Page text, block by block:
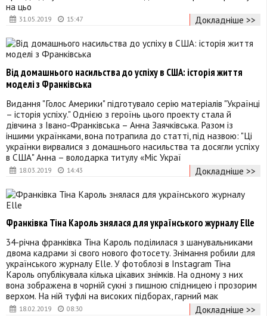
31.05.2019 15:47
на цьо
Докладніше >>
18.03.2019 14:43
Від домашнього насильства до успіху в США: історія життя
моделі з Франківська
Видання "Голос Америки" підготувало серію матеріалів "Українці
– історія успіху." Однією з героїнь цього проекту стала й
дівчина з Івано-Франківська – Анна Заячківська. Разом із
іншими українками, вона потрапила до статті, під назвою: "Ці
українки вирвалися з домашнього насильства та досягли успіху
в США" Анна – володарка титулу «Міс Украї
Докладніше >>
18.02.2019 08:30
Франківка Тіна Кароль знялася для українського журналу Elle
34-річна франківка Тіна Кароль поділилася з шанувальниками
двома кадрами зі свого нового фотосету. Знімання робили для
українського журналу Elle. У фотоблозі в Instagram Тіна
Кароль опублікувала кілька цікавих знімків. На одному з них
вона зображена в чорній сукні з пишною спідницею і прозорим
верхом. На ній туфлі на високих підборах, гарний мак
Докладніше >>